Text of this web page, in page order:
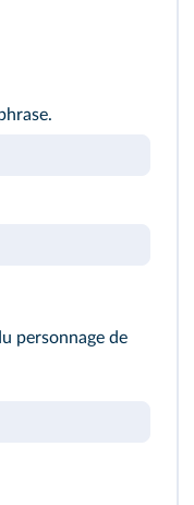
personnage de